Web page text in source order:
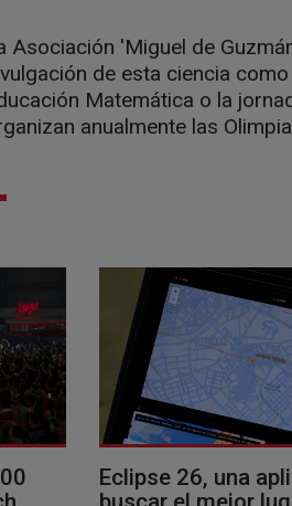
Asociación 'Miguel de
de esta ciencia
Matemática o la
anualmente las
Eclipse 26, una